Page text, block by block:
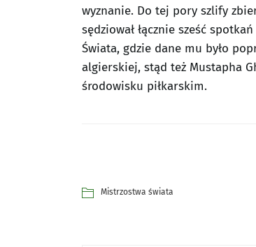
wyznanie. Do tej pory szlify
sędziował łącznie sześć
Świata, gdzie dane mu było
algierskiej, stąd też Mustapha
środowisku piłkarskim.
Mistrzostwa świata